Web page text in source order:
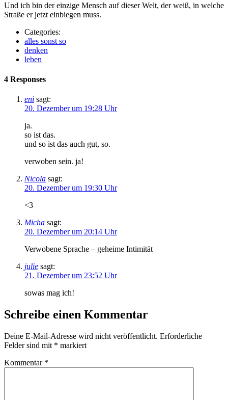
Und ich bin der einzige Mensch auf dieser Welt, der weiß, in welche
Straße er jetzt einbiegen muss.
Categories:
alles sonst so
denken
leben
4 Responses
eni sagt:
20. Dezember um 19:28 Uhr
ja.
so ist das.
und so ist das auch gut, so.
verwoben sein. ja!
Nicola sagt:
20. Dezember um 19:30 Uhr
<3
Micha sagt:
20. Dezember um 20:14 Uhr
Verwobene Sprache – geheime Intimität
julie sagt:
21. Dezember um 23:52 Uhr
sowas mag ich!
Schreibe einen Kommentar
Deine E-Mail-Adresse wird nicht veröffentlicht. Erforderliche
Felder sind mit * markiert
Kommentar *